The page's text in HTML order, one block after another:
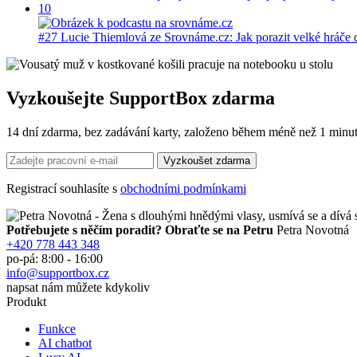
10
#27 Lucie Thiemlová ze Srovnáme.cz: Jak porazit velké hráče
Vyzkoušejte SupportBox zdarma
14 dní zdarma, bez zadávání karty, založeno během méně než 1
Registrací souhlasíte s obchodními podmínkami
Potřebujete s něčím poradit? Obraťte se na Petru Petra Novotná
+420 778 443 348
po-pá: 8:00 - 16:00
info@supportbox.cz
napsat nám můžete kdykoliv
Produkt
Funkce
AI chatbot